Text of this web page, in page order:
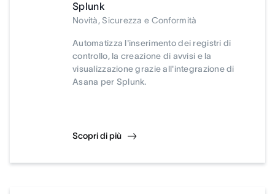
Splunk
Novità, Sicurezza e Conformità
Automatizza l'inserimento dei registri di
controllo, la creazione di avvisi e la
visualizzazione grazie all'integrazione di
Asana per Splunk.
Scopri di più